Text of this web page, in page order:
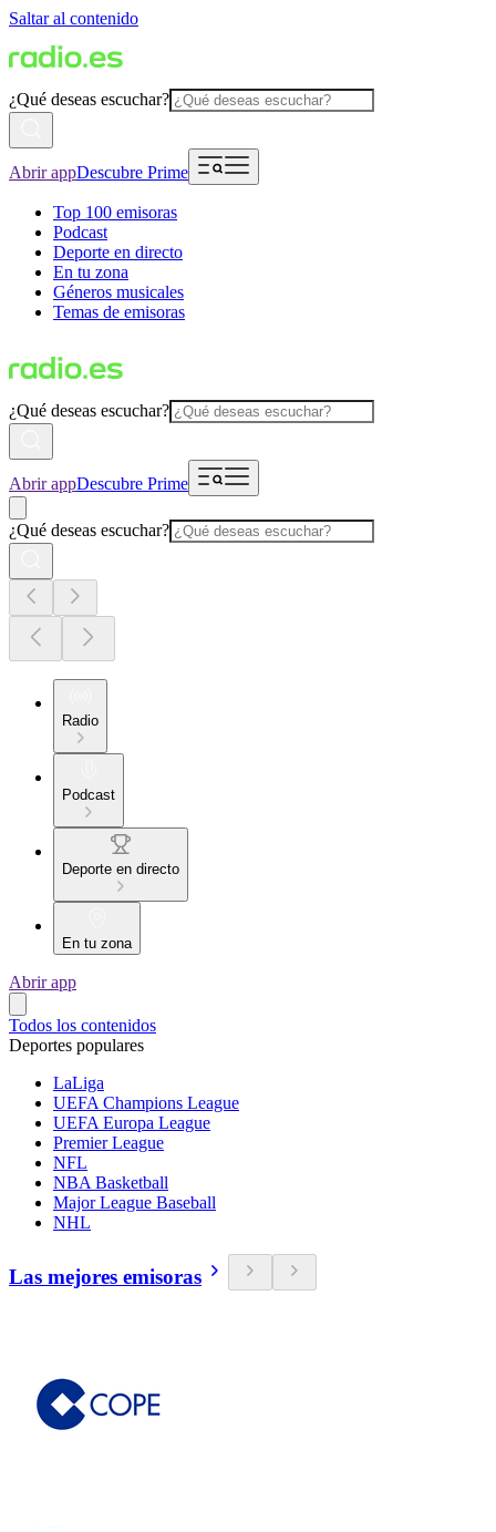
Saltar al contenido
¿Qué deseas escuchar?
Abrir appDescubre Prime
Top 100 emisoras
Podcast
Deporte en directo
En tu zona
Géneros musicales
Temas de emisoras
¿Qué deseas escuchar?
Abrir appDescubre Prime
¿Qué deseas escuchar?
Radio
Podcast
Deporte en directo
En tu zona
Abrir app
Todos los contenidos
Deportes populares
LaLiga
UEFA Champions League
UEFA Europa League
Premier League
NFL
NBA Basketball
Major League Baseball
NHL
Las mejores emisoras